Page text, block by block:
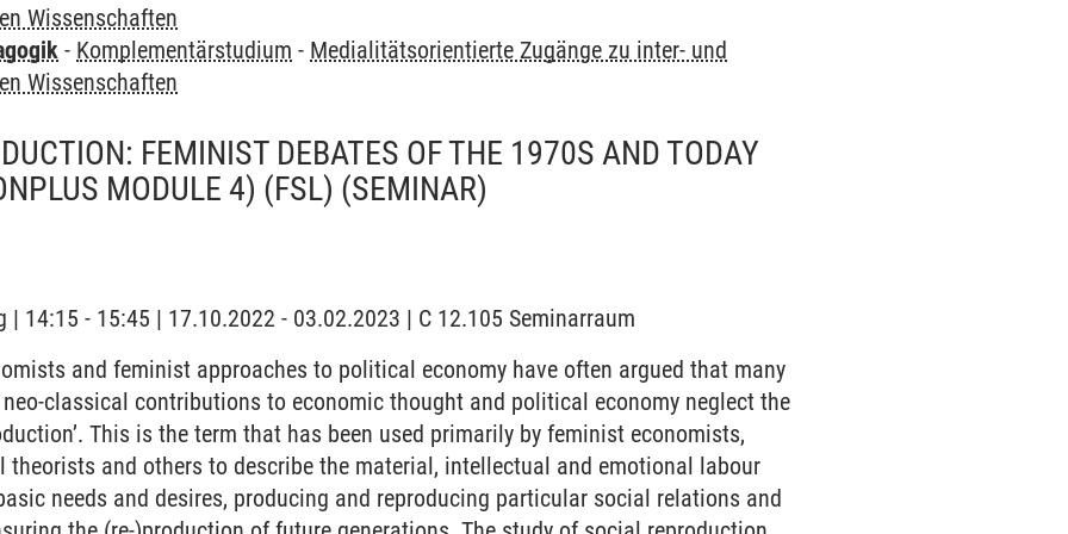
Wissenschaften
- Komplementärstudium - Medialitätsorientierte Zugänge zu inter- und
Wissenschaften
FEMINIST DEBATES OF THE 1970S AND TODAY
MODULE 4) (FSL) (SEMINAR)
14:15 - 15:45 | 17.10.2022 - 03.02.2023 | C 12.105 Seminarraum
and feminist approaches to political economy have often argued that many
classical contributions to economic thought and political economy neglect the
This is the term that has been used primarily by feminist economists,
and others to describe the material, intellectual and emotional labour
needs and desires, producing and reproducing particular social relations and